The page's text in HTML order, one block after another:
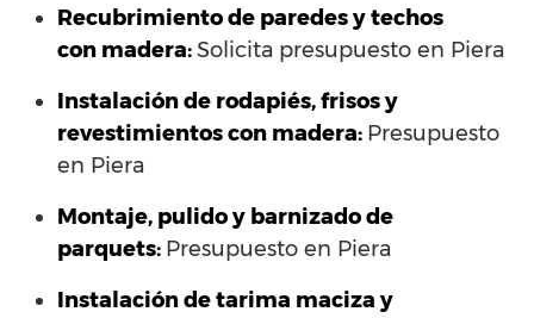
Recubrimiento de paredes y techos
con madera:Solicita presupuesto en Piera
Instalación de rodapiés, frisos y
revestimientos con madera: Presupuesto
en Piera
Montaje, pulido y barnizado de
parquets: Presupuesto en Piera
Instalación de tarima maciza y